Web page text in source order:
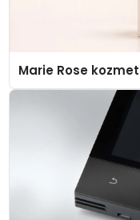
Marie Rose